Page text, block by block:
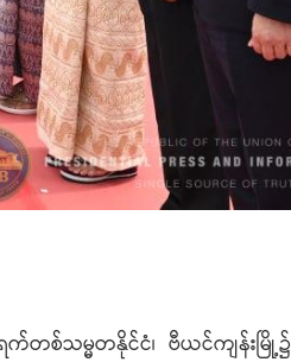
က်တစ်သမ္မတနိုင်ငံ၊ ဗီယင်ကျန်းမြို့၌